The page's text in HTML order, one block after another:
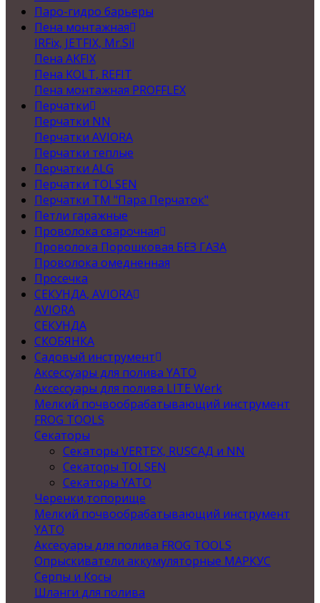
Паро-гидро барьеры
Пена монтажная
IRFix, JETFIX, Mr.Sil
Пена AKFIX
Пена KOLT, REFIT
Пена монтажная PROFFLEX
Перчатки
Перчатки NN
Перчатки AVIORA
Перчатки теплые
Перчатки ALG
Перчатки TOLSEN
Перчатки ТМ "Пара Перчаток"
Петли гаражные
Проволока сварочная
Проволока Порошковая БЕЗ ГАЗА
Проволока омедненная
Просечка
СЕКУНДА, AVIORA
AVIORA
СЕКУНДА
СКОБЯНКА
Садовый инструмент
Аксессуары для полива YATO
Аксессуары для полива LITE Werk
Мелкий почвообрабатывающий инструмент
FROG TOOLS
Секаторы
Секаторы VERTEX, RUSСАД и NN
Секаторы TOLSEN
Секаторы YATO
Черенки,топорище
Мелкий почвообрабатывающий инструмент
YATO
Аксесуары для полива FROG TOOLS
Опрыскиватели аккумуляторные МАРКУС
Серпы и Косы
Шланги для полива